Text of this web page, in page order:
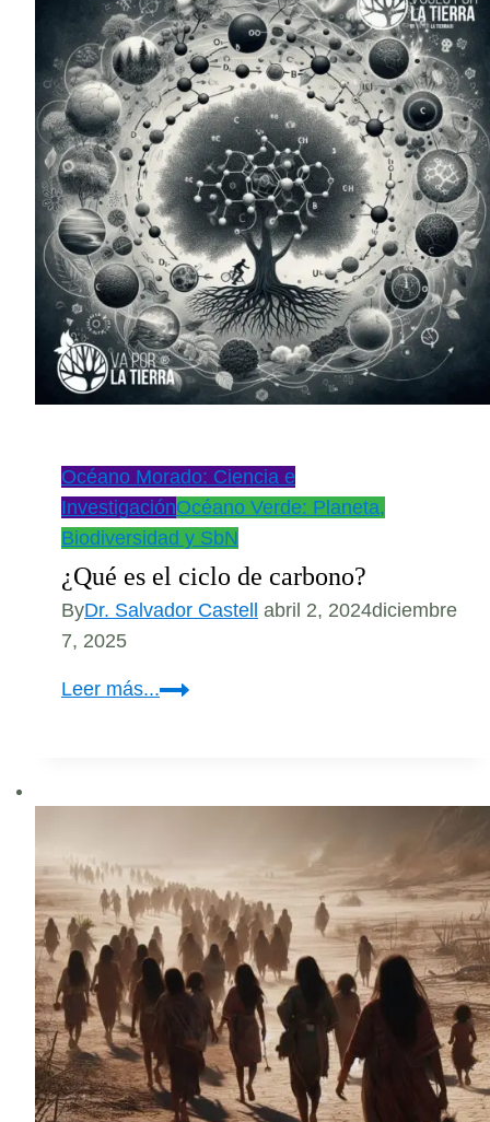
Aguirre
–
COVID
19
y
otras
pandemias
Océano Morado: Ciencia e
InvestigaciónOcéano Verde: Planeta,
Biodiversidad y SbN
¿Qué es el ciclo de carbono?
ByDr. Salvador Castell abril 2, 2024diciembre
7, 2025
Leer más...¿Qué
de